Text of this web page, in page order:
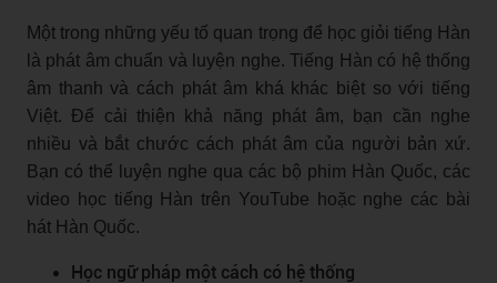
Một trong những yếu tố quan trọng để học giỏi tiếng Hàn
là phát âm chuẩn và luyện nghe. Tiếng Hàn có hệ thống
âm thanh và cách phát âm khá khác biệt so với tiếng
Việt. Để cải thiện khả năng phát âm, bạn cần nghe
nhiều và bắt chước cách phát âm của người bản xứ.
Bạn có thể luyện nghe qua các bộ phim Hàn Quốc, các
video học tiếng Hàn trên YouTube hoặc nghe các bài
hát Hàn Quốc.
Học ngữ pháp một cách có hệ thống